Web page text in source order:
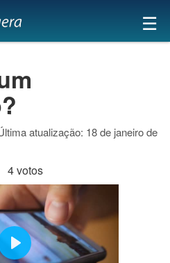
×
☰
atualização: 18 de janeiro de
4 votos
Play